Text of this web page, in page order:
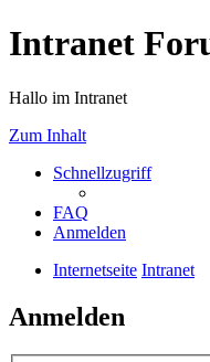
Intranet
Hallo im Intranet
Zum Inhalt
Schnellzugriff
FAQ
Anmelden
Internetseite Intranet
Anmelden